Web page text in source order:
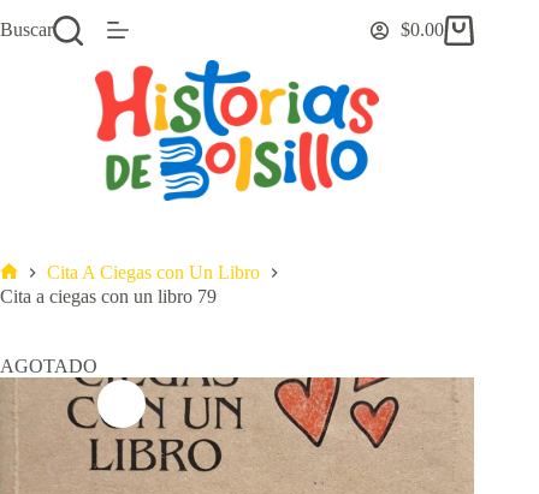
al
Buscar
Carro
$0.00
Inicio
Cita A Ciegas con Un Libro
Cita a ciegas con un libro 79
AGOTADO